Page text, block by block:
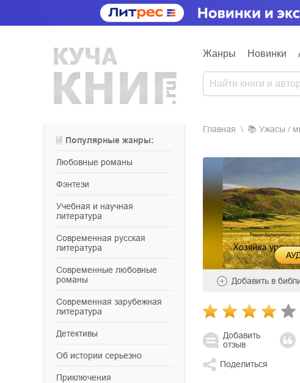
Жанры Новинки
Популярные жанры:
любовные романы
фэнтези
учебная и научная
литература
современная русская
литература
современные любовные
романы
современная зарубежная
литература
детективы
об истории серьезно
приключения
Главная 📚 ужасы /
Добавить в
Добавить
отзыв
Поделиться